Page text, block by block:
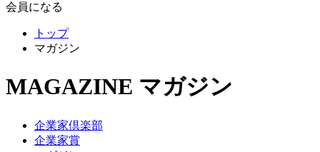
会員になる
トップ
マガジン
MAGAZINE マガジン
企業家倶楽部
企業家賞